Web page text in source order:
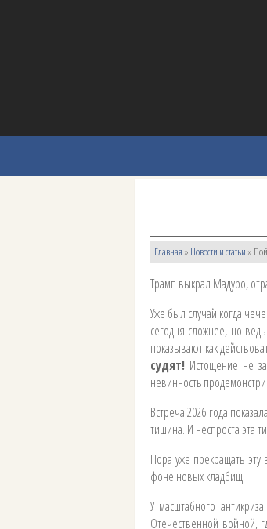
Главная » Новости и статьи »
Трамп выкрал Мадуро,
Уже был случай когда
сегодня сложнее, но
показывают как
судят! Истощение не
невинность
Встреча 2026 года
тишина. И неспроста эта
Пора уже прекращать
фоне новых кладбищ.
У масштабного
Отечественной войной,